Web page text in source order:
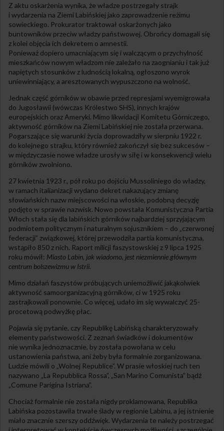
Z aktu oskarżenia wynika, że władze postrzegały strajk
i wydarzenia na Ziemi Labińskiej jako zaprowadzenie reżimu
sowieckiego. Prokurator traktował oskarżonych jako
buntowników przeciw władzy państwowej. Obrońcy domagali się
z kolei objęcia ich dekretem o amnestii.
Ponieważ dopiero umacniającym się i walczącym o przychylność
mieszkańców nowym władzom nie zależało na zaognianiu i tak już
napiętych stosunków z ludnością lokalną, ogłoszono wyrok
uniewinniający, a aresztowanych wypuszczono na wolność.
Jednak część górników w obawie przed represjami wyemigrowała
do Jugosławii (wówczas Królestwo SHS), innych krajów
europejskich oraz Ameryki. Mimo likwidacji Komitetu Górniczego,
aktywność górników na Ziemi Labińskiej nie została przerwana.
Pogarszające się warunki życia doprowadziły w sierpniu 1922 r.
do kolejnego strajku, który również zakończył się bez sukcesów –
w międzyczasie nowe władze urosły w siłę i w konsekwencji wielu
górników zwolniono.
27 kwietnia 1923 r., pół roku po dojściu Mussoliniego do władzy,
w ramach italianizacji wydano dekret nakazujący zmianę
słowiańskich nazw miejscowości na włoskie, podobną decyzję
podjęto w sprawie nazwisk. Nowo powstała Komunistyczna Partia
Włoch stała się dla labińskich górników najbardziej sprzyjającym
podmiotem politycznym i naturalnym sojusznikiem – do „czerwonej
federacji” związkowej, której przewodziła partia komunistyczna,
wstąpiło 850 z nich. Raport milicji faszystowskiej z 9 lipca 1925
roku mówił: Miasto Labin, jak wiadomo, jest niezmiennie głównym
centrum bolszewizmu w Istrii.
Mimo działań faszystów próbujących uniemożliwić jakąkolwiek
aktywność samoorganizacyjną górników, ci w 1925 roku
zastrajkowali ponownie. Co więcej, udało im się wywalczyć 25-
procetową podwyżkę płac.
Pojawia się pytanie, czy Republikę Labińską charakteryzowały
elementy państwowości. Z zeznań świadków i dokumentów
nie wynika jednoznacznie, by została powołana w celu
ustanowienia państwa, ani żeby była formalnie zorganizowana.
Ludzie mówili o „Wolnej Republice”. W prasie włoskiej ruch ten
nazywano „La Repubblica Rossa”, „San Marino Comunista” bądź
„Comune Parigina Istriana”.
Chociaż formalnie nie została nigdy proklamowana, Republika
Labińska pozostawiła trwałe ślady w regionie Labinu, a jej istnienie
miało znacznie szerszy oddźwięk. Wydarzenia te należy postrzegać